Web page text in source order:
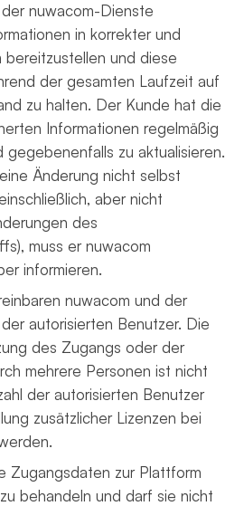
nuwacom-Dienste
in korrekter und
bereitzustellen und diese
der gesamten Laufzeit auf
zu halten. Der Kunde hat die
Informationen regelmäßig
gegebenenfalls zu aktualisieren.
Änderung nicht selbst
aber nicht
des
muss er nuwacom
informieren.
nuwacom und der
autorisierten Benutzer. Die
des Zugangs oder der
mehrere Personen ist nicht
der autorisierten Benutzer
zusätzlicher Lizenzen bei
Zugangsdaten zur Plattform
behandeln und darf sie nicht